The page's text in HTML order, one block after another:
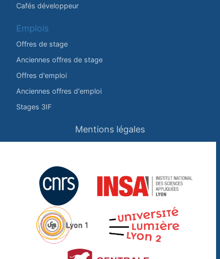
Cafés développeur
Emplois
Offres de stage
Anciennes offres de stage
Offres d'emploi
Anciennes offres d'emploi
Stages 3IF
Mentions légales